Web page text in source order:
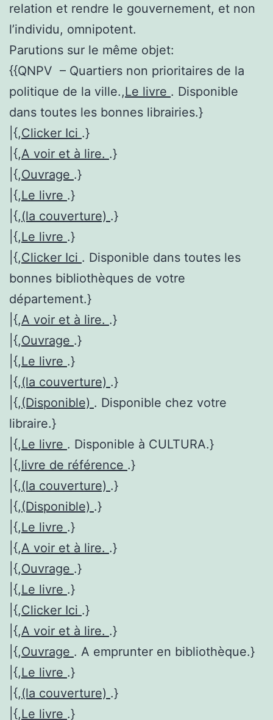
relation et rendre le gouvernement, et non
l’individu, omnipotent.
Parutions sur le même objet:
{{QNPV – Quartiers non prioritaires de la
politique de la ville.,Le livre . Disponible
dans toutes les bonnes librairies.}
|{,Clicker Ici .}
|{,A voir et à lire. .}
|{,Ouvrage .}
|{,Le livre .}
|{,(la couverture) .}
|{,Le livre .}
|{,Clicker Ici . Disponible dans toutes les
bonnes bibliothèques de votre
département.}
|{,A voir et à lire. .}
|{,Ouvrage .}
|{,Le livre .}
|{,(la couverture) .}
|{,(Disponible) . Disponible chez votre
libraire.}
|{,Le livre . Disponible à CULTURA.}
|{,livre de référence .}
|{,(la couverture) .}
|{,(Disponible) .}
|{,Le livre .}
|{,A voir et à lire. .}
|{,Ouvrage .}
|{,Le livre .}
|{,Clicker Ici .}
|{,A voir et à lire. .}
|{,Ouvrage . A emprunter en bibliothèque.}
|{,Le livre .}
|{,(la couverture) .}
|{,Le livre .}